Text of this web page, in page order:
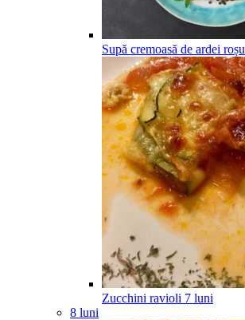
Supă cremoasă de ardei roșu
Zucchini ravioli 7 luni
8 luni